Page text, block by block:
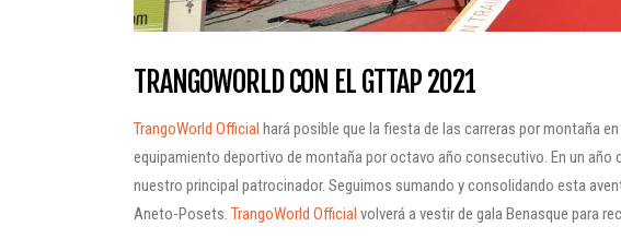
TRANGOWORLD CON EL GTTAP 2021
TrangoWorld Official hará posible que la fiesta de las carreras por montaña
equipamiento deportivo de montaña por octavo año consecutivo. En un
nuestro principal patrocinador. Seguimos sumando y consolidando esta
Aneto-Posets. TrangoWorld Official volverá a vestir de gala Benasque para